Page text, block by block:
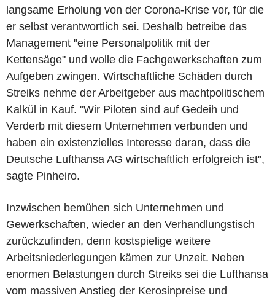
langsame Erholung von der Corona-Krise vor, für die
er selbst verantwortlich sei. Deshalb betreibe das
Management "eine Personalpolitik mit der
Kettensäge" und wolle die Fachgewerkschaften zum
Aufgeben zwingen. Wirtschaftliche Schäden durch
Streiks nehme der Arbeitgeber aus machtpolitischem
Kalkül in Kauf. "Wir Piloten sind auf Gedeih und
Verderb mit diesem Unternehmen verbunden und
haben ein existenzielles Interesse daran, dass die
Deutsche Lufthansa AG wirtschaftlich erfolgreich ist",
sagte Pinheiro.
Inzwischen bemühen sich Unternehmen und
Gewerkschaften, wieder an den Verhandlungstisch
zurückzufinden, denn kostspielige weitere
Arbeitsniederlegungen kämen zur Unzeit. Neben
enormen Belastungen durch Streiks sei die Lufthansa
vom massiven Anstieg der Kerosinpreise und